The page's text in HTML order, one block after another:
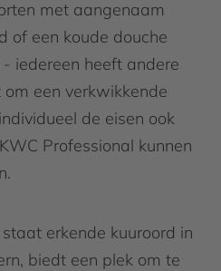
met aangenaam
of een koude douche
iedereen heeft andere
een verkwikkende
de eisen ook
Professional kunnen
erkende kuuroord in
biedt een plek om te